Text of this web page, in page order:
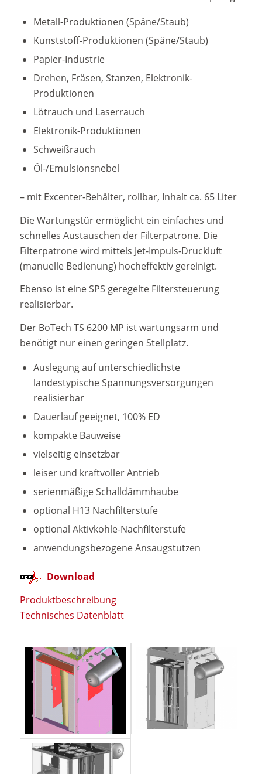
Metall-Produktionen (Späne/Staub)
Kunststoff-Produktionen (Späne/Staub)
Papier-Industrie
Drehen, Fräsen, Stanzen, Elektronik-
Produktionen
Lötrauch und Laserrauch
Elektronik-Produktionen
Schweißrauch
Öl-/Emulsionsnebel
– mit Excenter-Behälter, rollbar, Inhalt ca. 65 Liter
Die Wartungstür ermöglicht ein einfaches und
schnelles Austauschen der Filterpatrone. Die
Filterpatrone wird mittels Jet-Impuls-Druckluft
(manuelle Bedienung) hocheffektiv gereinigt.
Ebenso ist eine SPS geregelte Filtersteuerung
realisierbar.
Der BoTech TS 6200 MP ist wartungsarm und
benötigt nur einen geringen Stellplatz.
Auslegung auf unterschiedlichste
landestypische Spannungsversorgungen
realisierbar
Dauerlauf geeignet, 100% ED
kompakte Bauweise
vielseitig einsetzbar
leiser und kraftvoller Antrieb
serienmäßige Schalldämmhaube
optional H13 Nachfilterstufe
optional Aktivkohle-Nachfilterstufe
anwendungsbezogene Ansaugstutzen
Download
Produktbeschreibung
Technisches Datenblatt